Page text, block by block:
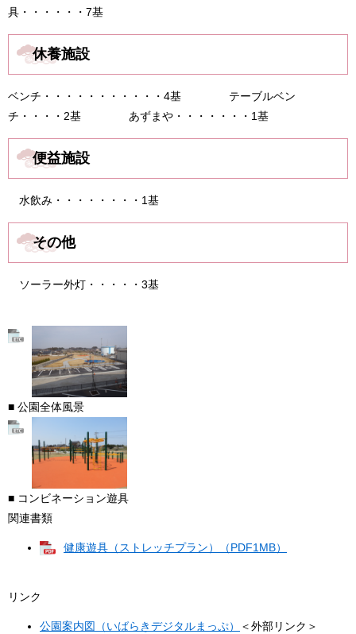
具・・・・・・7基
休養施設
ベンチ・・・・・・・・・・・4基 テーブルベン
チ・・・・2基 あずまや・・・・・・・1基
便益施設
水飲み・・・・・・・・1基
その他
ソーラー外灯・・・・・3基
■ 公園全体風景
■ コンビネーション遊具
関連書類
健康遊具（ストレッチプラン）（PDF1MB）
リンク
公園案内図（いばらきデジタルまっぷ） ＜外部リンク＞